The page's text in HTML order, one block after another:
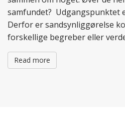
samfundet? Udgangspunktet
Derfor er sandsynliggørelse
forskellige begreber eller
Read more